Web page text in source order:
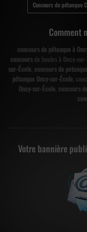
Concours de pétanque
Comment
concours de pétanque à
concoursde boules à Oncy-
sur-École, concours de
pétanque Oncy-sur-École,
Oncy-sur-École, concours
Votre bannière